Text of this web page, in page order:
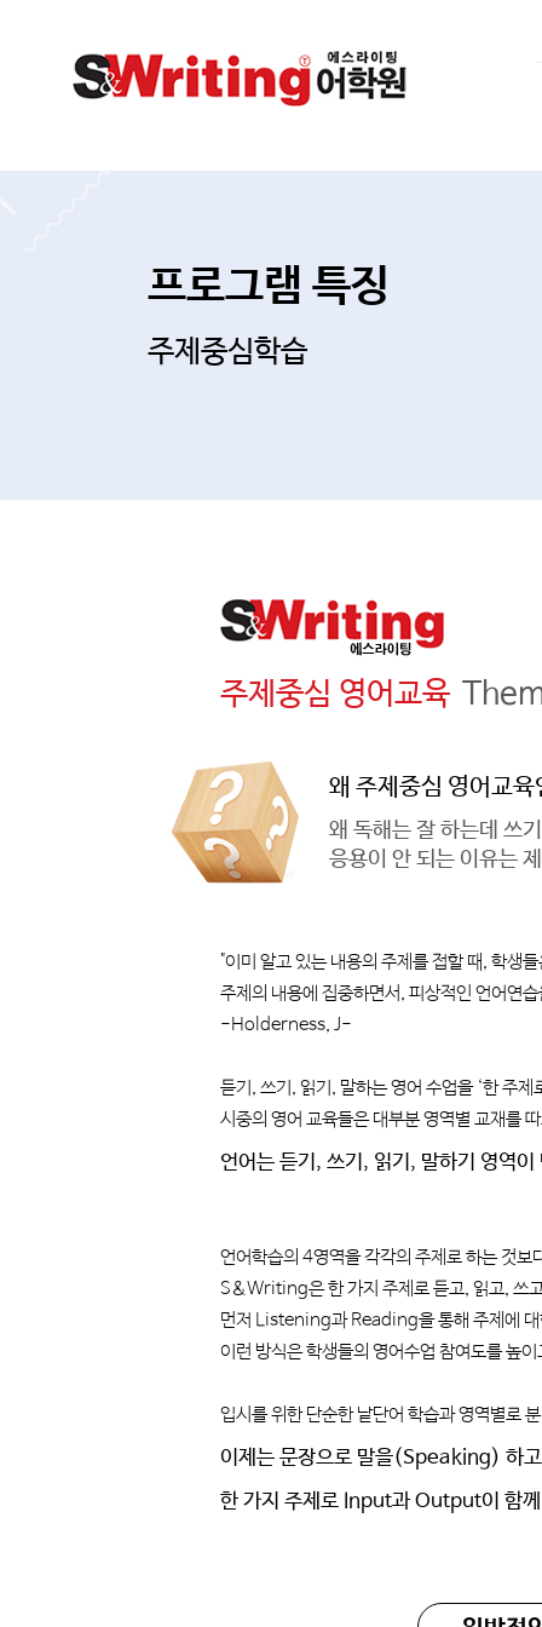
프로그램 특징
주제중심학습
주제중심 영어교육
왜 주제중심 영어교
왜 독해는 잘 하는데 쓰
응용이 안 되는 이유는
"이미 알고 있는 내용의 주제를 접할 때, 학생
주제의 내용에 집중하면서, 피상적인 언어연
-Holderness, J-
듣기, 쓰기, 읽기, 말하는 영어 수업을 ‘한 주
시중의 영어 교육들은 대부분 영역별 교재를
언어는 듣기, 쓰기, 읽기, 말하기 영역
언어학습의 4영역을 각각의 주제로 하는 것
S&Writing은 한 가지 주제로 듣고, 읽고, 쓰
먼저 Listening과 Reading을 통해 주제에
이런 방식은 학생들의 영어수업 참여도를 높
입시를 위한 단순한 낱단어 학습과 영역별로
이제는 문장으로 말을(Speaking) 하
한 가지 주제로 Input과 Output이 함